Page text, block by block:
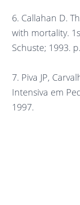
6. Callahan D.
with mortality.
Schuste; 1993.
7. Piva JP,
Intensiva em
1997.